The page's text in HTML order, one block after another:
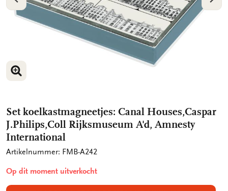
VORIGE
VERGROOT AFBEELDING
VERGROOT AFBEELDING
Set koelkastmagneetjes: Canal Houses,Caspar
J.Philips,Coll Rijksmuseum A'd, Amnesty
International
Artikelnummer: FMB-A242
Op dit moment uitverkocht